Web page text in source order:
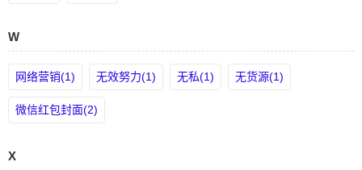
W
网络营销(1) 无效努力(1) 无私(1) 无货源(1)
微信红包封面(2)
X